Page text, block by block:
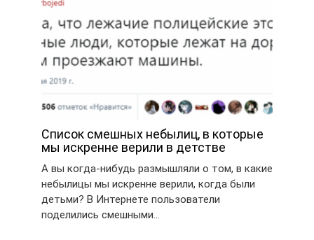
Список смешных небылиц, в которые
мы искренне верили в детстве
А вы когда-нибудь размышляли о том, в какие
небылицы мы искренне верили, когда были
детьми? В Интернете пользователи
поделились смешными…